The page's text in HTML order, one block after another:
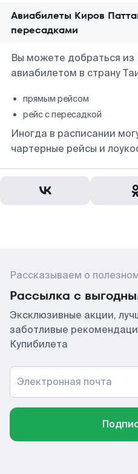
Авиабилеты Киров
пересадками
Вы можете добраться
авиабилетом в страну
прямым рейсом
рейс с пересадкой
Иногда в расписании
чартерные рейсы и
Рассказываем о
Рассылка с
Эксклюзивные акции,
заботливые
Купибилета
Электронная почта